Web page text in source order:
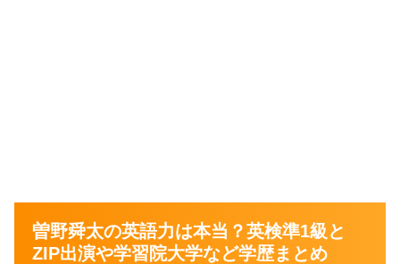
曽野舜太の英語力は本当？英検準1級と
ZIP出演や学習院大学など学歴まとめ